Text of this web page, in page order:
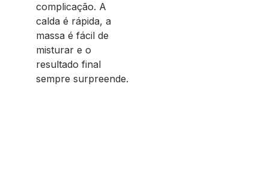
complicação. A
calda é rápida, a
massa é fácil de
misturar e o
resultado final
sempre surpreende.